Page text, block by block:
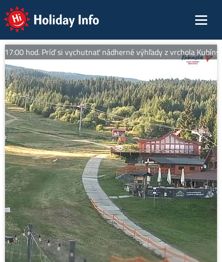
Holiday Info
hod. Príď si vychutnať nádherné výhľady z vrchola